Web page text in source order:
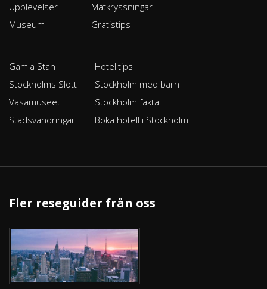
Upplevelser
Museum
Matkryssningar
Gratistips
Gamla Stan
Stockholms Slott
Vasamuseet
Stadsvandringar
Hotelltips
Stockholm med barn
Stockholm fakta
Boka hotell i Stockholm
Fler reseguider från oss